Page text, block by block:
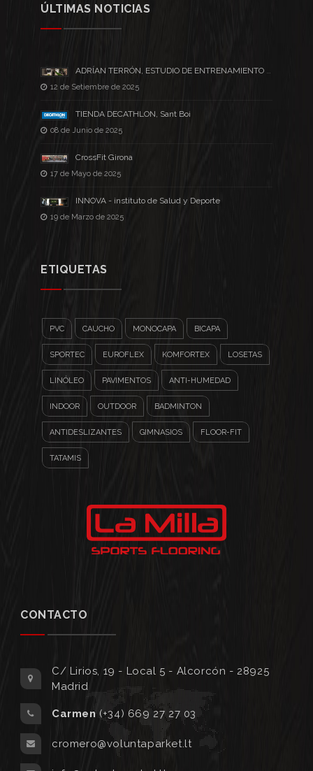
ÚLTIMAS NOTICIAS
ADRÍAN TERRÓN, ESTUDIO DE ENTRENAMIENTO PERSONAL
12 de Setiembre de 2025
TIENDA DECATHLON, Sant Boi
08 de Junio de 2025
CrossFit Girona
17 de Mayo de 2025
INNOVA - instituto de Salud y Deporte
19 de Marzo de 2025
ETIQUETAS
PVC CAUCHO MONOCAPA BICAPA
SPORTEC EUROFLEX KOMFORTEX LOSETAS
LINÓLEO PAVIMENTOS ANTI-HUMEDAD
INDOOR OUTDOOR BADMINTON
ANTIDESLIZANTES GIMNASIOS FLOOR-FIT
TATAMIS
CONTACTO
C/ Lirios, 19 - Local 5 - Alcorcón - 28925
Madrid
Carmen(+34) 669 27 27 03
cromero@voluntaparket.lt